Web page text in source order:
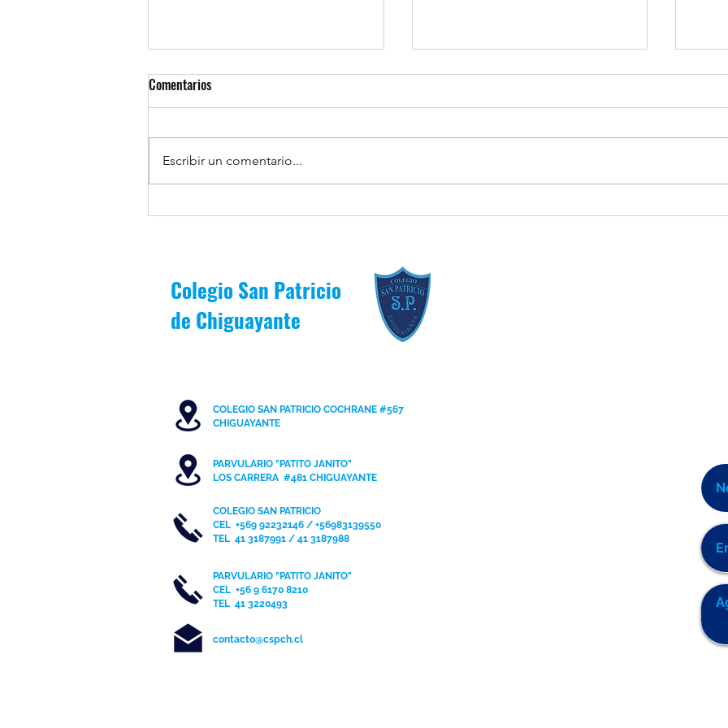
1MB es premiado por asistencia
Resumen de la Semana de la
Comentarios
Escribir un comentario...
Colegio San Patricio
de Chiguayante
COLEGIO SAN PATRICIO COCHRANE #567
CHIGUAYANTE
PARVULARIO "PATITO JANITO"
LOS CARRERA #481 CHIGUAYANTE
COLEGIO SAN PATRICIO
CEL +569 92232146 / +56983139550
TEL 41 3187991 / 41 3187988
PARVULARIO "PATITO JANITO"
CEL +56 9 6170 8210
TEL 41 3220493
contacto@cspch.cl